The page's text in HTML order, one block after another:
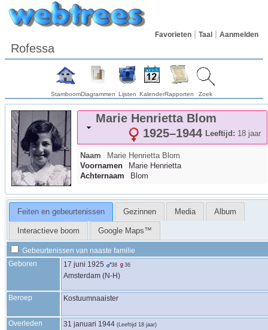
Favorieten Taal Aanmelden
Rofessa
StamboomDiagrammen Lijsten KalenderRapporten Zoek
Marie Henrietta Blom
Leeftijd: 18 jaar
1925–1944
Naam Marie Henrietta Blom
Voornamen
Marie Henrietta
Achternaam
Blom
Feiten en gebeurtenissen Gezinnen Media Album
Interactieve boom Google Maps™
Gebeurtenissen van naaste familie
Geboren
17 juni 1925 38 36
Amsterdam (N-H)
Beroep Kostuumnaaister
Overleden 31 januari 1944 (Leeftijd 18 jaar)